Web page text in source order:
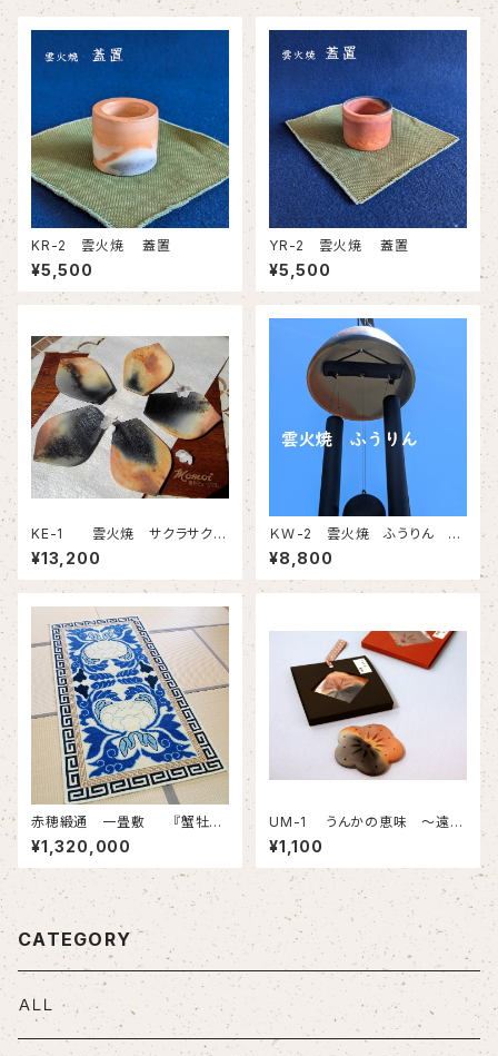
KR-2 雲火焼 蓋置
¥5,500
YR-2 雲火焼 蓋置
¥5,500
KE-1 雲火焼 サクラサク
銘々皿5枚セット
¥13,200
ＫＷ-2 雲火焼 ふうりん －
風の水琴窟－
¥8,800
赤穂緞通 一畳敷 『蟹牡丹
文・縁二重雷文』
¥1,320,000
UM-1 うんかの恵味 ～遠赤
効果でふっくらご飯～
¥1,100
CATEGORY
ＡＬＬ